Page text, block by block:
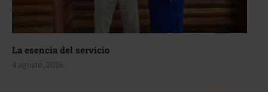
La esencia del servicio
4 agosto, 2026